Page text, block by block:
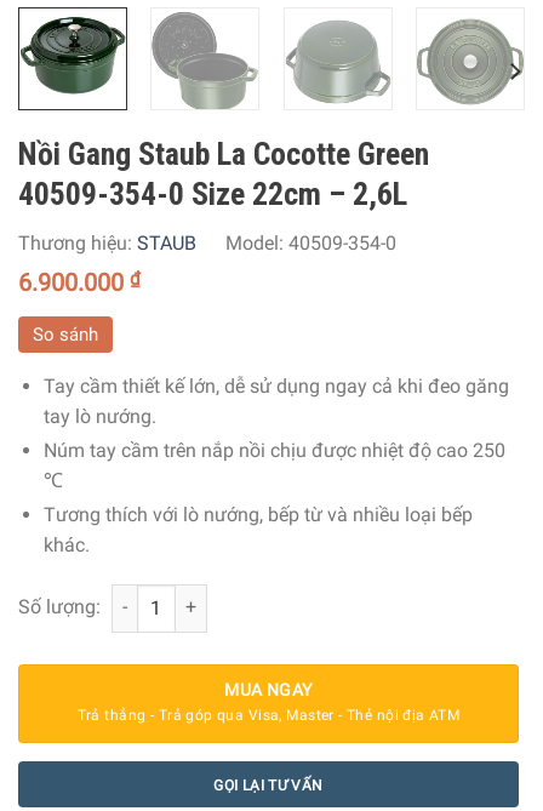
Nồi Gang Staub La Cocotte Green
40509-354-0 Size 22cm – 2,6L
Thương hiệu: STAUB Model: 40509-354-0
6.900.000 ₫
So sánh
Tay cầm thiết kế lớn, dễ sử dụng ngay cả khi đeo găng
tay lò nướng.
Núm tay cầm trên nắp nồi chịu được nhiệt độ cao 250
℃
Tương thích với lò nướng, bếp từ và nhiều loại bếp
khác.
Số lượng: Nồi Gang Staub La Cocotte Green 40509-354-0 Size
MUA NGAY
Trả thẳng - Trả góp qua Visa, Master - Thẻ nội địa ATM
GỌI LẠI TƯ VẤN